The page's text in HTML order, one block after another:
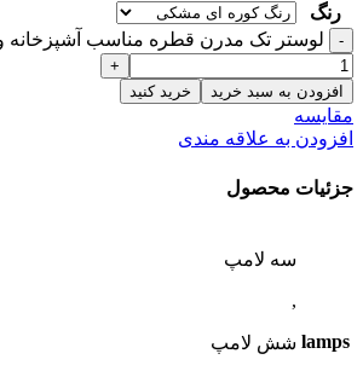
رنگ
لوستر تک مدرن قطره مناسب آشپزخانه
افزودن به سبد خرید خرید کنید
مقایسه
افزودن به علاقه مندی
جزئیات محصول
lamps
سه لامپ
,
شش لامپ